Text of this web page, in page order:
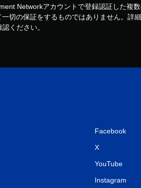
Networkアカウントで登録認証した複
切の保証をするものではありません。詳
ください。
Facebook
X
YouTube
Instagram